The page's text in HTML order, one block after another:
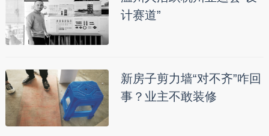
计赛道”
新房子剪力墙“对不齐”咋回
事？业主不敢装修